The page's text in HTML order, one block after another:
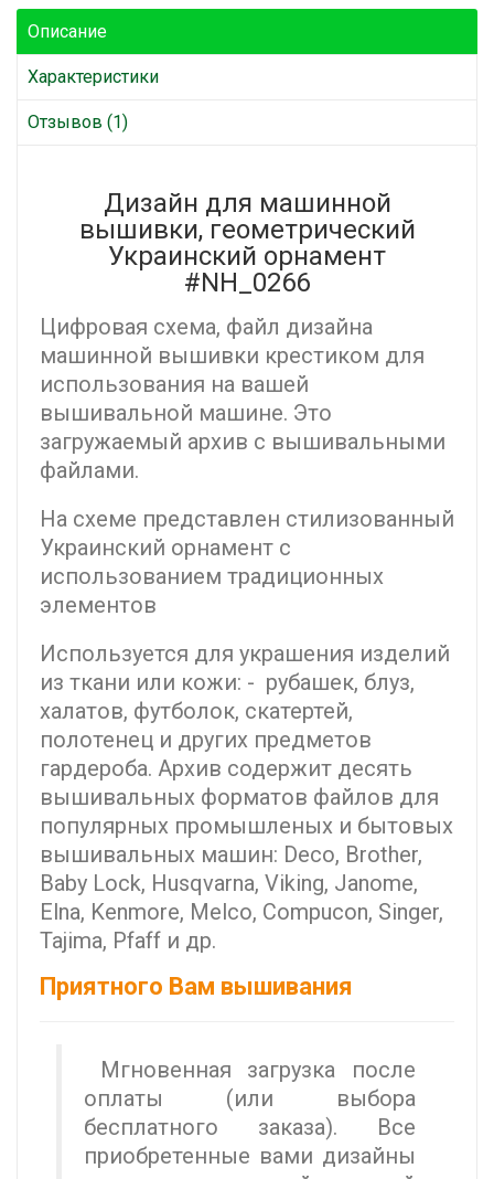
Описание
Характеристики
Отзывов (1)
Дизайн для машинной
вышивки, геометрический
Украинский орнамент
#NH_0266
Цифровая схема, файл дизайна
машинной вышивки крестиком для
использования на вашей
вышивальной машине. Это
загружаемый архив с вышивальными
файлами.
На схеме представлен стилизованный
Украинский орнамент с
использованием традиционных
элементов
Используется для украшения изделий
из ткани или кожи: - рубашек, блуз,
халатов, футболок, скатертей,
полотенец и других предметов
гардероба. Архив содержит десять
вышивальных форматов файлов для
популярных промышленых и бытовых
вышивальных машин: Deco, Brother,
Baby Lock, Husqvarna, Viking, Janome,
Elna, Kenmore, Melco, Compucon, Singer,
Tajima, Pfaff и др.
Приятного Вам вышивания
Мгновенная загрузка после
оплаты (или выбора
бесплатного заказа). Все
приобретенные вами дизайны